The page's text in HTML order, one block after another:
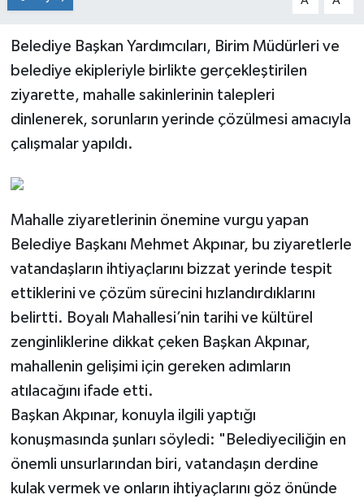
Belediye Başkan Yardımcıları, Birim Müdürleri ve
belediye ekipleriyle birlikte gerçekleştirilen
ziyarette, mahalle sakinlerinin talepleri
dinlenerek, sorunların yerinde çözülmesi amacıyla
çalışmalar yapıldı.
Mahalle ziyaretlerinin önemine vurgu yapan
Belediye Başkanı Mehmet Akpınar, bu ziyaretlerle
vatandaşların ihtiyaçlarını bizzat yerinde tespit
ettiklerini ve çözüm sürecini hızlandırdıklarını
belirtti. Boyalı Mahallesi’nin tarihi ve kültürel
zenginliklerine dikkat çeken Başkan Akpınar,
mahallenin gelişimi için gereken adımların
atılacağını ifade etti.
Başkan Akpınar, konuyla ilgili yaptığı
konuşmasında şunları söyledi: "Belediyeciliğin en
önemli unsurlarından biri, vatandaşın derdine
kulak vermek ve onların ihtiyaçlarını göz önünde